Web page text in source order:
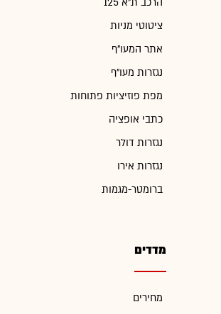
ציטוטי מניות
אתר המעו"ף
נגזרות מעו"ף
מפת פוזיציות פתוחות
כתבי אופציה
נגזרות דולר
נגזרות אירו
ברומטר-מגמות
מדדים
מחירים